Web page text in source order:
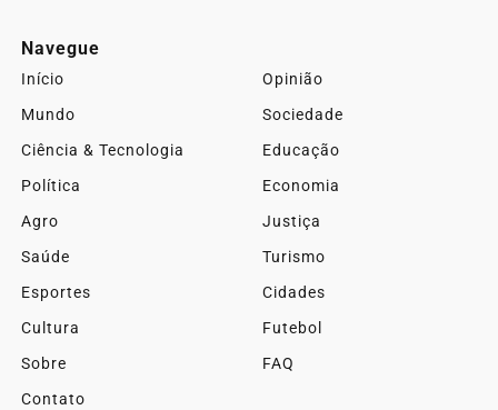
Navegue
Início
Opinião
Mundo
Sociedade
Ciência & Tecnologia
Educação
Política
Economia
Agro
Justiça
Saúde
Turismo
Esportes
Cidades
Cultura
Futebol
Sobre
FAQ
Contato